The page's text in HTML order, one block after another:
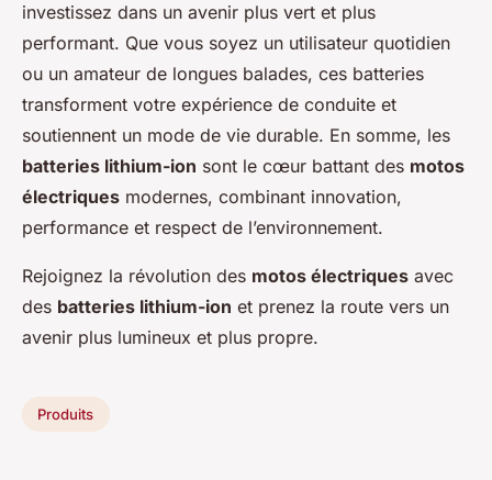
investissez dans un avenir plus vert et plus
performant. Que vous soyez un utilisateur quotidien
ou un amateur de longues balades, ces batteries
transforment votre expérience de conduite et
soutiennent un mode de vie durable. En somme, les
batteries lithium-ion sont le cœur battant des motos
électriques modernes, combinant innovation,
performance et respect de l’environnement.
Rejoignez la révolution des motos électriques avec
des batteries lithium-ion et prenez la route vers un
avenir plus lumineux et plus propre.
Produits